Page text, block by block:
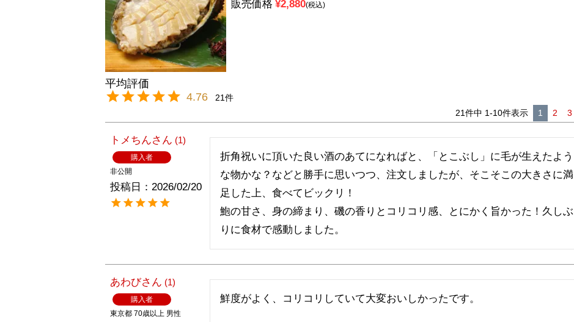
販売価格 ¥2,880 税込
4.76
21
21件中 1-10件表示 1 2 3
トメちん 1
購入者
非公開
投稿日 2026/02/20
折角祝いに頂いた良い酒のあてになればと、「とこぶし」に毛が生えたよう
な物かな？などと勝手に思いつつ、注文しましたが、そこそこの大きさに満
足した上、食べてビックリ！
鮑の甘さ、身の締まり、磯の香りとコリコリ感、とにかく旨かった！久しぶ
りに食材で感動しました。
あわび 1
購入者
東京都 70歳以上 男性
鮮度がよく、コリコリしていて大変おいしかったです。